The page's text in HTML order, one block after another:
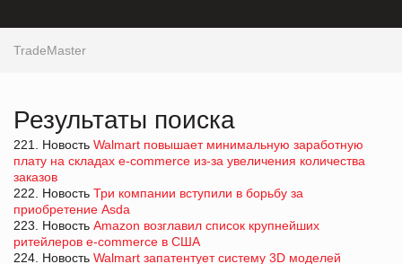
TradeMaster
Результаты поиска
221. Новость Walmart повышает минимальную заработную
плату на складах e-commerce из-за увеличения количества
заказов
222. Новость Три компании вступили в борьбу за
приобретение Asda
223. Новость Amazon возглавил список крупнейших
ритейлеров e-commerce в США
224. Новость Walmart запатентует систему 3D моделей